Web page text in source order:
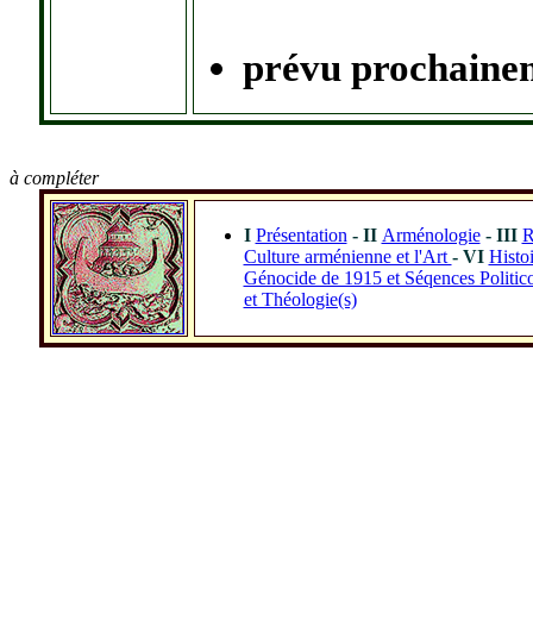
prévu
à compléter
I Présentation - II Arménologie - III
Culture arménienne et l'Art - VI
Génocide de 1915 et Séqences
et Théologie(s)